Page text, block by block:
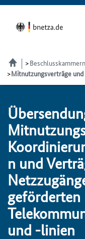
Beschlusskammern
Mitnutzungsverträge und
n und
geförderten
und -linien